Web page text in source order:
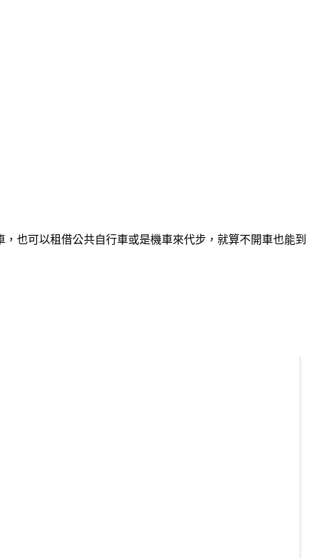
也可以租借公共自行車或是機車來代步，就算不開車也能到